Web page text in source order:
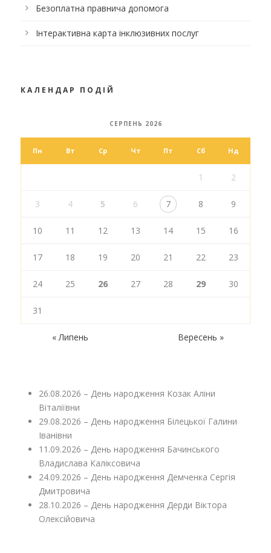
Безоплатна правнича допомога
Інтерактивна карта інклюзивних послуг
КАЛЕНДАР ПОДІЙ
СЕРПЕНЬ 2026
Пн Вт Ср Чт Пт Сб Нд
1 2
3 4 5 6 7 8 9
10 11 12 13 14 15 16
17 18 19 20 21 22 23
24 25 26 27 28 29 30
31
« Липень Вересень »
26.08.2026 – День народження Козак Аліни
Віталіївни
29.08.2026 – День народження Білецької Галини
Іванівни
11.09.2026 – День народження Бачинського
Владислава Каліксовича
24.09.2026 – День народження Демченка Сергія
Дмитровича
28.10.2026 – День народження Дерди Віктора
Олексійовича